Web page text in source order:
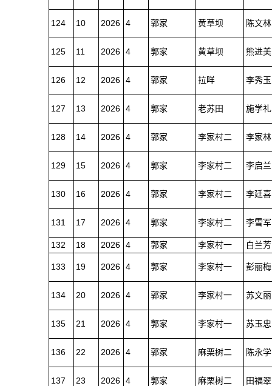
124 10 2026 4 郭家 黄草坝 陈文林
125 11 2026 4 郭家 黄草坝 熊进美
126 12 2026 4 郭家 拉咩 李秀玉
127 13 2026 4 郭家 老苏田 施学礼
128 14 2026 4 郭家 李家村二 李家林
129 15 2026 4 郭家 李家村二 李启兰
130 16 2026 4 郭家 李家村二 李廷喜
131 17 2026 4 郭家 李家村二 李雪军
132 18 2026 4 郭家 李家村一 白兰芳
133 19 2026 4 郭家 李家村一 彭丽梅
134 20 2026 4 郭家 李家村一 苏文丽
135 21 2026 4 郭家 李家村一 苏玉忠
136 22 2026 4 郭家 麻栗树二 陈永学
137 23 2026 4 郭家 麻栗树二 田福翠